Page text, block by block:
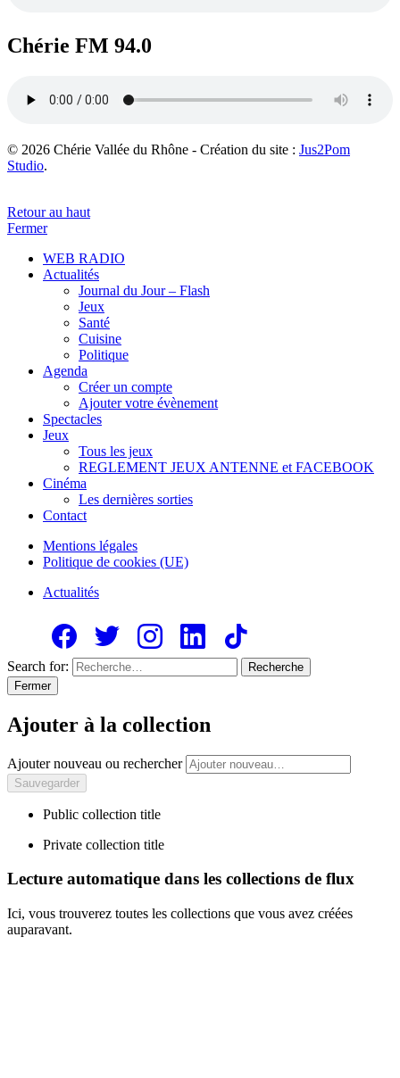
Chérie FM 94.0
© 2026 Chérie Vallée du Rhône - Création du site : Jus2Pom
Studio.
Retour au haut
Fermer
WEB RADIO
Actualités
Journal du Jour – Flash
Jeux
Santé
Cuisine
Politique
Agenda
Créer un compte
Ajouter votre évènement
Spectacles
Jeux
Tous les jeux
REGLEMENT JEUX ANTENNE et FACEBOOK
Cinéma
Les dernières sorties
Contact
Mentions légales
Politique de cookies (UE)
Actualités
Search for:
Recherche
Fermer
Ajouter à la collection
Ajouter nouveau ou rechercher
Public collection title
Private collection title
Lecture automatique dans les collections de flux
Ici, vous trouverez toutes les collections que vous avez créées
auparavant.